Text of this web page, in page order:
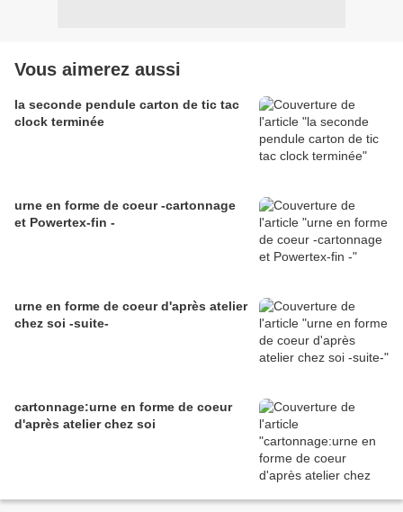
Vous aimerez aussi
la seconde pendule carton de tic tac
clock terminée
urne en forme de coeur -cartonnage
et Powertex-fin -
urne en forme de coeur d'après atelier
chez soi -suite-
cartonnage:urne en forme de coeur
d'après atelier chez soi